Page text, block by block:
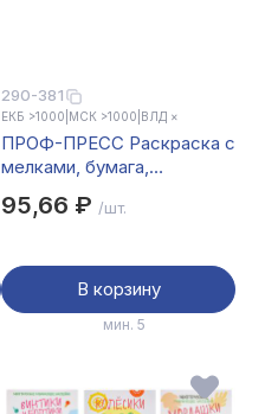
290-381
ЕКБ >1000 МСК >1000 ВЛД ×
ПРОФ-ПРЕСС Раскраска с
мелками, бумага,
дизайнов
95,66 ₽ /шт.
В корзину
мин. 5